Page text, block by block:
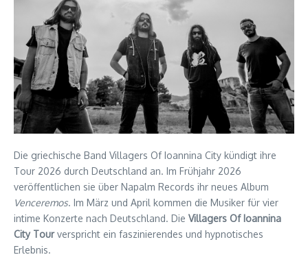
Die griechische Band Villagers Of Ioannina City kündigt ihre
Tour 2026 durch Deutschland an. Im Frühjahr 2026
veröffentlichen sie über Napalm Records ihr neues Album
Venceremos. Im März und April kommen die Musiker für vier
intime Konzerte nach Deutschland. Die Villagers Of Ioannina
City Tourverspricht ein faszinierendes und hypnotisches
Erlebnis.